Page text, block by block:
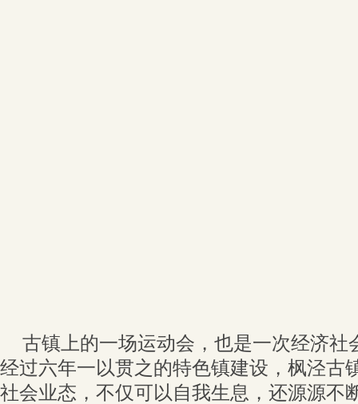
古镇上的一场运动会，也是一次经济社
经过六年一以贯之的特色镇建设，枫泾古
社会业态，不仅可以自我生息，还源源不